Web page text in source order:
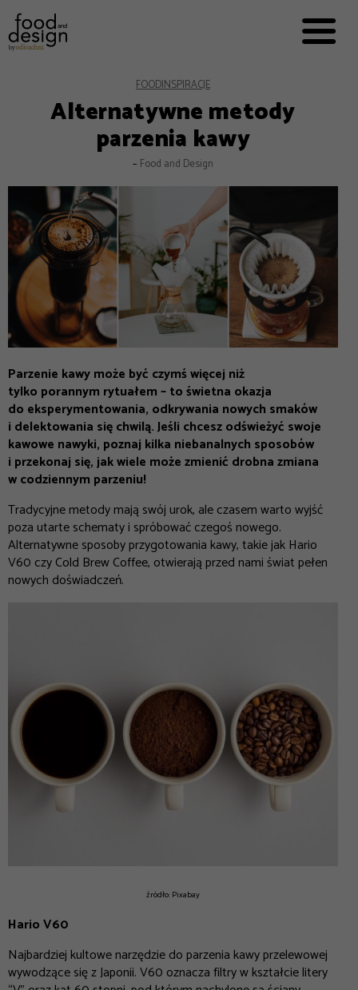


EKSPERCI
FOOD WORKING
E-BOOKI
O NAS
REKLAMA
FOODINSPIRACJE
Alternatywne metody
parzenia kawy
– Food and Design
Parzenie kawy może być czymś więcej niż
tylko porannym rytuałem – to świetna okazja
do eksperymentowania, odkrywania nowych smaków
i delektowania się chwilą. Jeśli chcesz odświeżyć swoje
kawowe nawyki, poznaj kilka niebanalnych sposobów
i przekonaj się, jak wiele może zmienić drobna zmiana
w codziennym parzeniu!
Tradycyjne metody mają swój urok, ale czasem warto wyjść
poza utarte schematy i spróbować czegoś nowego.
Alternatywne sposoby przygotowania kawy, takie jak Hario
V60 czy Cold BrewCoffee, otwierają przed nami świat pełen
nowych doświadczeń.
źródło: Pixabay
Hario V60
Najbardziej kultowe narzędzie do parzenia kawy przelewowej
wywodzące się z Japonii. V60 oznacza filtry w kształcie litery